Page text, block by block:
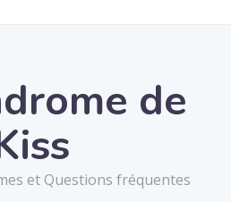
de
et Questions fréquentes